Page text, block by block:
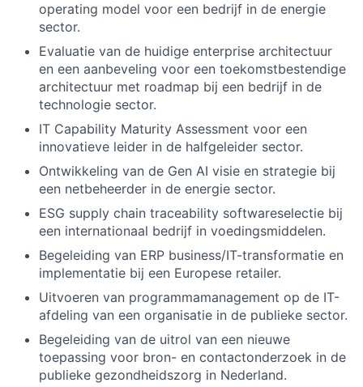
operating model voor een bedrijf in de energie
sector.
Evaluatie van de huidige enterprise architectuur
en een aanbeveling voor een toekomstbestendige
architectuur met roadmap bij een bedrijf in de
technologie sector.
IT Capability Maturity Assessment voor een
innovatieve leider in de halfgeleider sector.
Ontwikkeling van de Gen AI visie en strategie bij
een netbeheerder in de energie sector.
ESG supply chain traceability softwareselectie bij
een internationaal bedrijf in voedingsmiddelen.
Begeleiding van ERP business/IT-transformatie en
implementatie bij een Europese retailer.
Uitvoeren van programmamanagement op de IT-
afdeling van een organisatie in de publieke sector.
Begeleiding van de uitrol van een nieuwe
toepassing voor bron- en contactonderzoek in de
publieke gezondheidszorg in Nederland.